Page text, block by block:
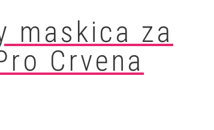
maskica za
Crvena